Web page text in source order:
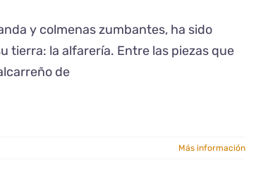
y colmenas zumbantes, ha sido
tierra: la alfarería. Entre las piezas que
de
Más información